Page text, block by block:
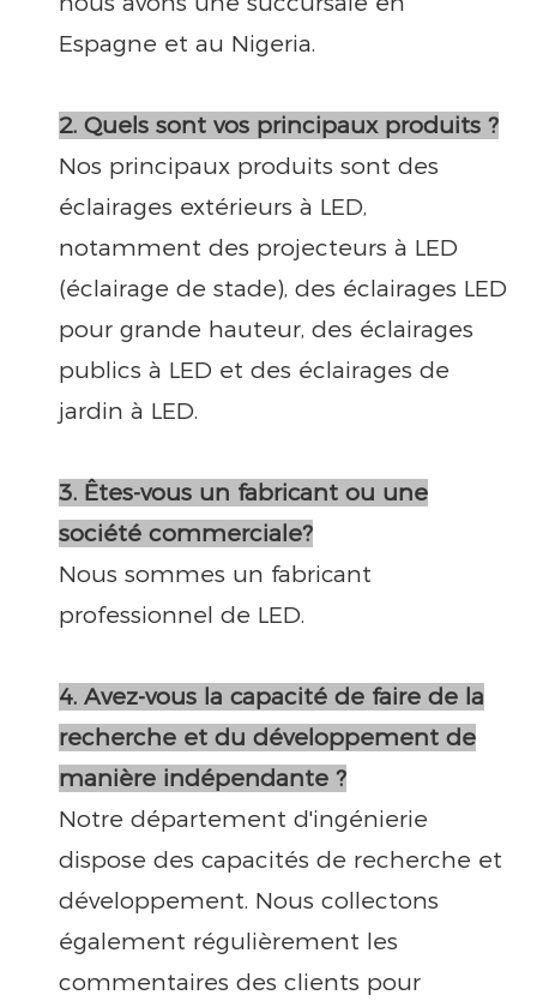
Espagne et au Nigeria.
2. Quels sont vos principaux produits ?
Nos principaux produits sont des
éclairages extérieurs à LED,
notamment des projecteurs à LED
(éclairage de stade), des éclairages LED
pour grande hauteur, des éclairages
publics à LED et des éclairages de
jardin à LED.
3. Êtes-vous un fabricant ou une
société commerciale?
Nous sommes un fabricant
professionnel de LED.
4. Avez-vous la capacité de faire de la
recherche et du développement de
manière indépendante ?
Notre département d'ingénierie
dispose des capacités de recherche et
développement. Nous collectons
également régulièrement les
commentaires des clients pour